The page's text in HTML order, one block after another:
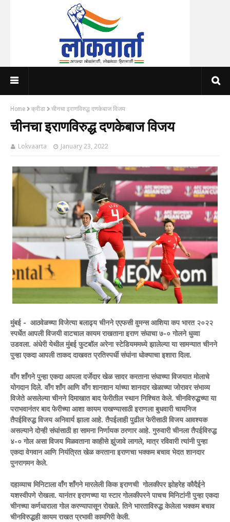
Home क्रीडा चीनचा इराणविरुद्ध दणकेबाज विजय
चीनचा इराणविरुद्ध दणकेबाज विजय
Lokvaarta January 23, 2022
मुंबई - आठवेळच्या विजेत्या बलाढ्य चीनने एएफसी वुमन्स आशिया कप भारत २०२२
स्पर्धेत आपली विजयी वाटचाल कायम राखताना इराण संघाचा ७-० गोलने धुव्वा
उडवला. अंधेरी येथील मुंबई फुटबॉल अरेना स्टेडियममध्ये झालेल्या या सामन्यात चीनने
पुन्हा एकदा आपली ताकद दाखवत प्रतिस्पर्धी संघांना धोक्याचा इशारा दिला.
वाँग शाँगने पुन्हा एकदा आपला दर्जेदार खेळ सादर करताना संघाच्या विजयात मोलाचे
योगदान दिले. वाँग शाँग आणि वाँग शानशान यांच्या शानदार खेळाच्या जोरावर संभाव्य
विजेते असलेल्या चीनने दिमाखात बाद फेरीतील स्थान निश्चित केले. चीनविरुद्धच्या या
पराभवानंतर बाद फेरीच्या आशा कायम राखण्यासाठी इराणला बुधवारी चायनिज
तैपईविरुद्ध विजय अनिवार्य झाला आहे. तैपईलाही पुढील फेरीसाठी विजय आवश्यक
असल्याने दोन्ही संघांसाठी हा सामना निर्णायक ठरणार आहे. गुरुवारी चीनला तैपईविरुद्ध
४-० गोल असा विजय मिळवताना काहीसे झुंजावे लागले, मात्र रविवारी त्यांनी पुन्हा
एकदा वेगवान आणि नियंत्रित खेळ करताना इराणचा भक्कम बचाव भेदत शानदार
पुनरागमन केले.
दहाव्याच मिनिटाला वाँग शाँगने मारलेली किक इराणची गोलकीपर झोहरेह कौदैईने
यशस्वीपणे रोखला. यानंतर इराणच्या या स्टार गोलकीपरने पाचच मिनिटांनी पुन्हा एकदा
चीनच्या कर्णधाराला गोल करण्यापासून रोखले. तिने भारताविरुद्ध केलेला भक्कम बचाव
चीनविरुद्धही कायम राखत प्रभावी कामगिरी केली.